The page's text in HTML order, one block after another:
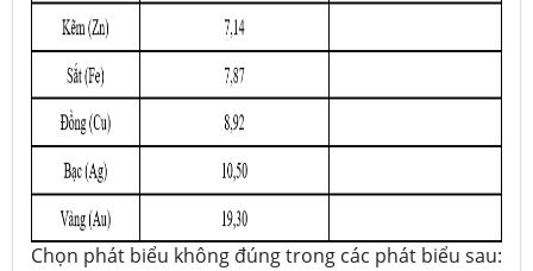
Chọn phát biểu không đúng trong các phát biểu sau: